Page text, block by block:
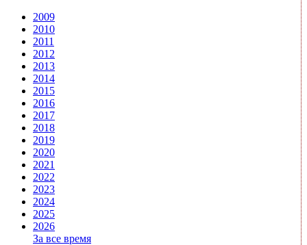
2009
2010
2011
2012
2013
2014
2015
2016
2017
2018
2019
2020
2021
2022
2023
2024
2025
2026
За все время